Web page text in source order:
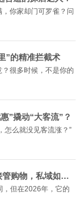
你家却门可罗雀？问
”的精准拦截术
很多时候，不是你的
”撬动“大客流”？
怎么就没见客流涨？”
2026 O2O生死局：AI智能体接管购物，私域如何接招？
，但在2026年，它的